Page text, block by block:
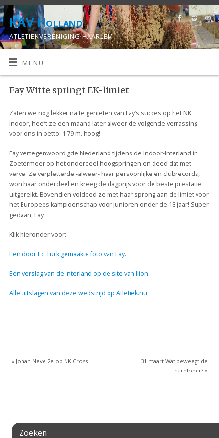
KAV Holland
ATLETIEKVERENIGING HAARLEM
MENU
Fay Witte springt EK-limiet
Zaten we nog lekker na te genieten van Fay’s succes op het NK
indoor, heeft ze een maand later alweer de volgende verrassing
voor ons in petto: 1.79 m. hoog!
Fay vertegenwoordigde Nederland tijdens de Indoor-Interland in
Zoetermeer op het onderdeel hoogspringen en deed dat met
verve. Ze verpletterde -alweer- haar persoonlijke en clubrecords,
won haar onderdeel en kreeg de dagprijs voor de beste prestatie
uitgereikt. Bovendien voldeed ze met haar sprong aan de limiet voor
het Europees kampioenschap voor junioren onder de 18 jaar! Super
gedaan, Fay!
Klik hieronder voor:
Een door Ed Turk gemaakte foto van Fay.
Een verslag van de interland op de site van Ilion.
Alle uitslagen van deze wedstrijd op Atletiek.nu.
«Johan Neve 2e op NK Cross
31 maart Wat beweegt de
hardloper?»
Zoeken